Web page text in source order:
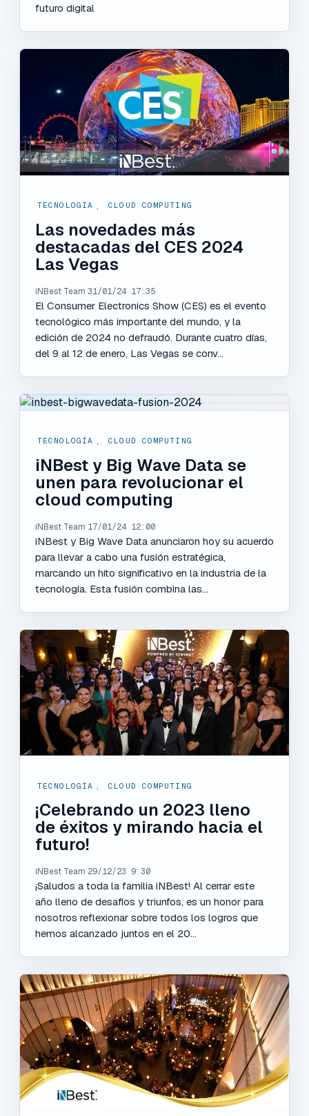
futuro digital
TECNOLOGÍA CLOUD COMPUTING
Las novedades más
destacadas del CES 2024
Las Vegas
iNBest Team 31/01/24 17:35
El Consumer Electronics Show (CES) es el evento
tecnológico más importante del mundo, y la
edición de 2024 no defraudó. Durante cuatro días,
del 9 al 12 de enero, Las Vegas se conv...
TECNOLOGÍA CLOUD COMPUTING
iNBest y Big Wave Data se
unen para revolucionar el
cloud computing
iNBest Team 17/01/24 12:00
iNBest y Big Wave Data anunciaron hoy su acuerdo
para llevar a cabo una fusión estratégica,
marcando un hito significativo en la industria de la
tecnología. Esta fusión combina las...
TECNOLOGÍA , CLOUD COMPUTING
¡Celebrando un 2023 lleno
de éxitos y mirando hacia el
futuro!
iNBest Team 29/12/23 9:30
¡Saludos a toda la familia iNBest! Al cerrar este
año lleno de desafíos y triunfos, es un honor para
nosotros reflexionar sobre todos los logros que
hemos alcanzado juntos en el 20...